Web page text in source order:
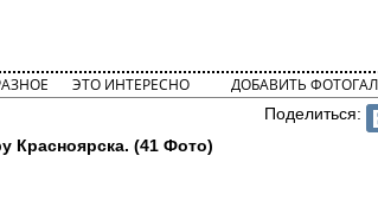
ЭТО ИНТЕРЕСНО ДОБАВИТЬ
Поделиться:
Красноярска. (41 Фото)